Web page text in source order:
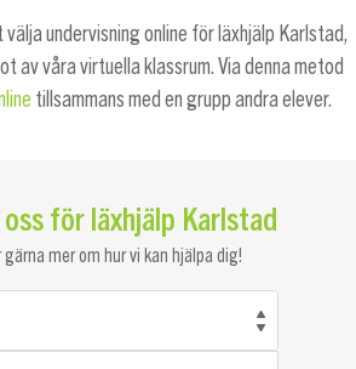
undervisning online för läxhjälp Karlstad,
av våra virtuella klassrum. Via denna metod
tillsammans med en grupp andra elever.
för läxhjälp Karlstad
mer om hur vi kan hjälpa dig!